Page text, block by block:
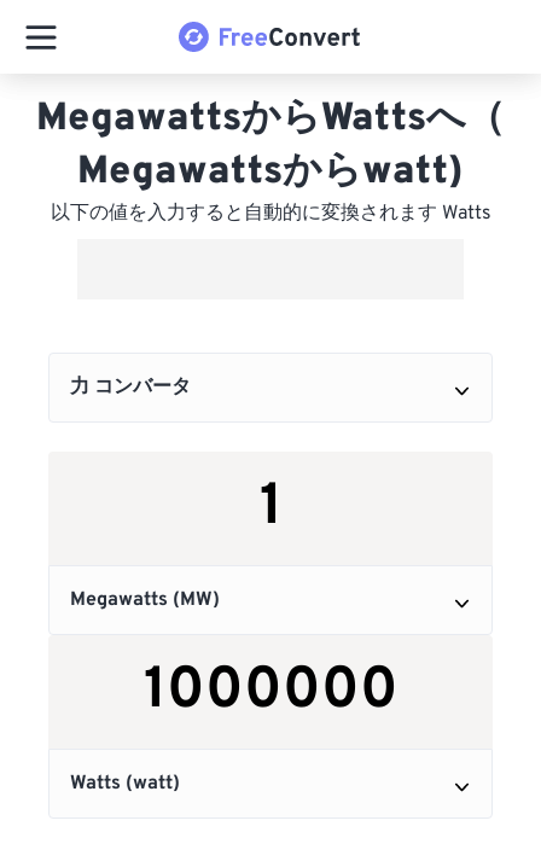
MegawattsからWattsへ（
Megawattsからwatt)
以下の値を入力すると自動的に変換されます Watts